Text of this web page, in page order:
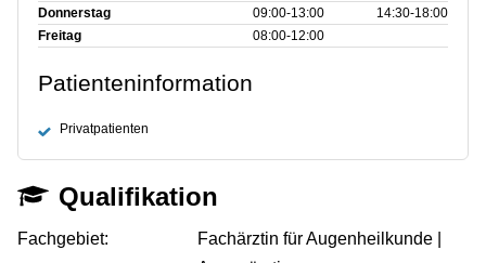
Donnerstag
09:00‑13:00
14:30‑18:00
Freitag
08:00‑12:00
Patienteninformation
Privatpatienten
Qualifikation
Fachgebiet:
Fachärztin für Augenheilkunde |